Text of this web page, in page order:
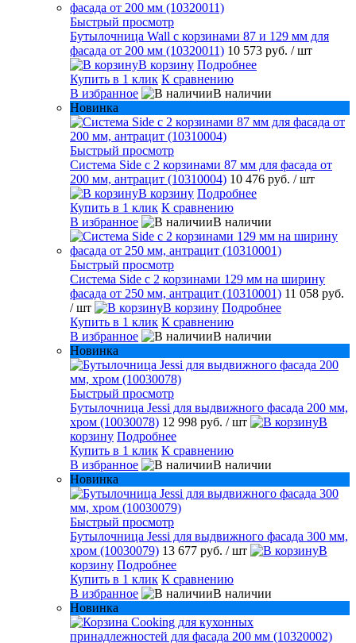
Быстрый просмотр
Бутылочница Wall с корзинами 87 и 129 мм для
фасада от 200 мм (10320011) 10 573 руб. / шт
В корзину Подробнее
Купить в 1 клик К сравнению
В избранное
В наличии
Новинка
Быстрый просмотр
Система Side с 2 корзинами 87 мм для фасада от
200 мм, антрацит (10310004) 10 476 руб. / шт
В корзину Подробнее
Купить в 1 клик К сравнению
В избранное
В наличии
Быстрый просмотр
Система Side c 2 корзинами 129 мм на ширину
фасада от 250 мм, антрацит (10310001) 11 058 руб.
/ шт
В корзину Подробнее
Купить в 1 клик К сравнению
В избранное
В наличии
Новинка
Быстрый просмотр
Бутылочница Jessi для выдвижного фасада 200 мм,
хром (10030078) 12 998 руб. / шт
В
корзину Подробнее
Купить в 1 клик К сравнению
В избранное
В наличии
Новинка
Быстрый просмотр
Бутылочница Jessi для выдвижного фасада 300 мм,
хром (10030079) 13 677 руб. / шт
В
корзину Подробнее
Купить в 1 клик К сравнению
В избранное
В наличии
Новинка